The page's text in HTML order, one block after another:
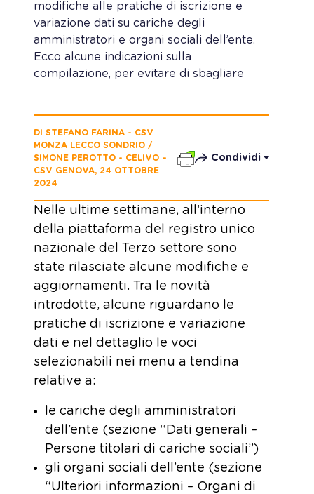
modifiche alle pratiche di iscrizione e
variazione dati su cariche degli
amministratori e organi sociali dell’ente.
Ecco alcune indicazioni sulla
compilazione, per evitare di sbagliare
DI STEFANO FARINA - CSV
MONZA LECCO SONDRIO /
SIMONE PEROTTO - CELIVO –
CSV GENOVA, 24 OTTOBRE
2024
Condividi
Nelle ultime settimane, all’interno
della piattaforma del registro unico
nazionale del Terzo settore sono
state rilasciate alcune modifiche e
aggiornamenti. Tra le novità
introdotte, alcune riguardano le
pratiche di iscrizione e variazione
dati e nel dettaglio le voci
selezionabili nei menu a tendina
relative a:
le cariche degli amministratori
dell’ente (sezione “Dati generali –
Persone titolari di cariche sociali”)
gli organi sociali dell’ente (sezione
“Ulteriori informazioni – Organi di